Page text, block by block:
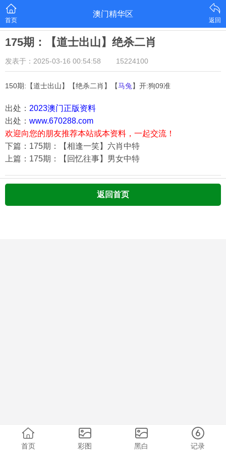
首页
澳门精华区
返回
175期：【道士出山】绝杀二肖
发表于：2025-03-16 00:54:58 15224100
150期:【道士出山】【绝杀二肖】【马兔 】开:狗09准
出处： 2023澳门正版资料
出处： www.670288.com
欢迎向您的朋友推荐本站或本资料，一起交流！
下篇：175期：【相逢一笑】六肖中特
上篇：175期：【回忆往事】男女中特
返回首页
首页 彩图 黑白 记录